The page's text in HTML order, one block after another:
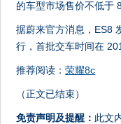
的车型市场售价不低于
据蔚来官方消息，ES8
行，首批交车时间在
推荐阅读：荣耀8c
（正文已结束）
免责声明及提醒： 此文